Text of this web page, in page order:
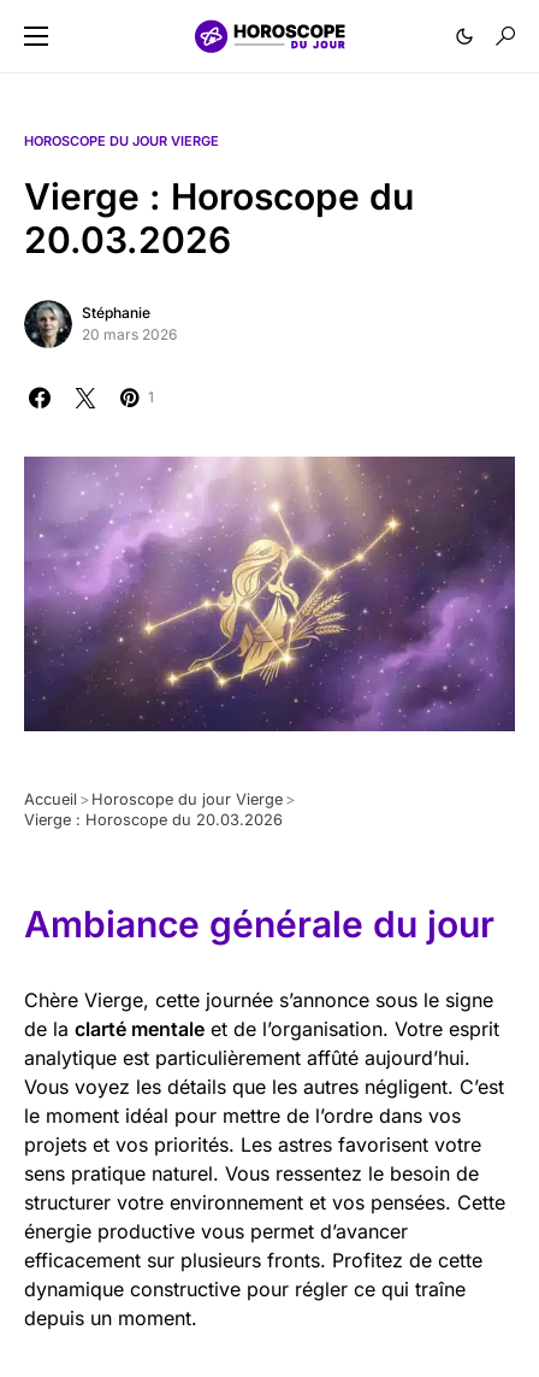
HOROSCOPE DU JOUR VIERGE
Vierge : Horoscope du
20.03.2026
Stéphanie
20 mars 2026
1
Accueil > Horoscope du jour Vierge >
Vierge : Horoscope du 20.03.2026
Ambiance générale du jour
Chère Vierge, cette journée s’annonce sous le signe
de la clarté mentale et de l’organisation. Votre esprit
analytique est particulièrement affûté aujourd’hui.
Vous voyez les détails que les autres négligent. C’est
le moment idéal pour mettre de l’ordre dans vos
projets et vos priorités. Les astres favorisent votre
sens pratique naturel. Vous ressentez le besoin de
structurer votre environnement et vos pensées. Cette
énergie productive vous permet d’avancer
efficacement sur plusieurs fronts. Profitez de cette
dynamique constructive pour régler ce qui traîne
depuis un moment.